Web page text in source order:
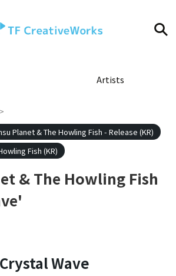
Artists
>
Planet & The Howling Fish - Release (KR)
Fish (KR)
& The Howling Fish
Crystal Wave